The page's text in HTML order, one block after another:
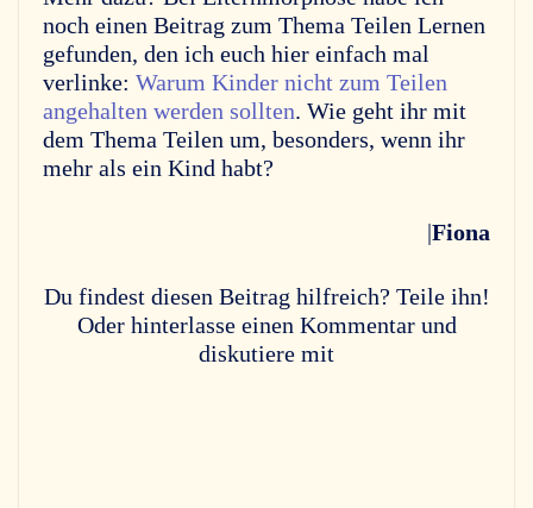
noch einen Beitrag zum Thema Teilen Lernen
gefunden, den ich euch hier einfach mal
verlinke: Warum Kinder nicht zum Teilen
angehalten werden sollten. Wie geht ihr mit
dem Thema Teilen um, besonders, wenn ihr
mehr als ein Kind habt?
|Fiona
Du findest diesen Beitrag hilfreich? Teile ihn!
Oder hinterlasse einen Kommentar und
diskutiere mit